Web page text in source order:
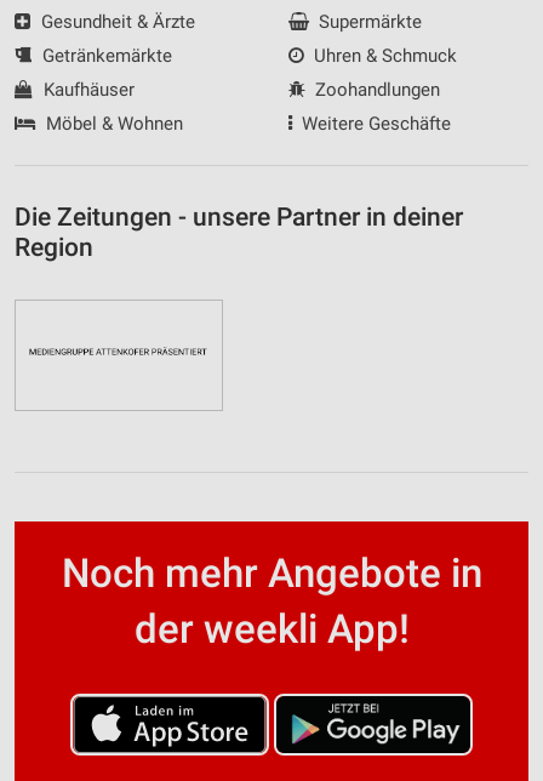
Gesundheit & Ärzte
Getränkemärkte
Kaufhäuser
Möbel & Wohnen
Supermärkte
Uhren & Schmuck
Zoohandlungen
Weitere Geschäfte
Die Zeitungen - unsere Partner in deiner
Region
Noch mehr Angebote in
der weekli App!